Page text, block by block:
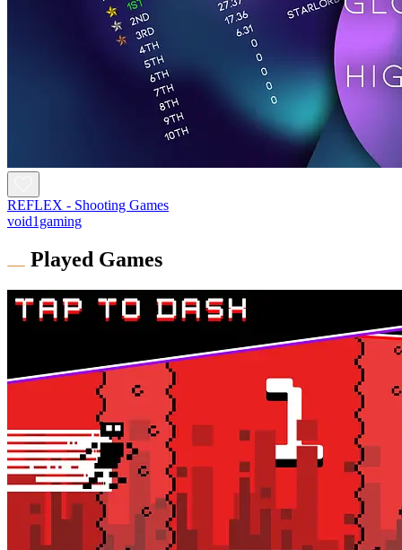
REFLEX - Shooting Games
void1gaming
Played Games